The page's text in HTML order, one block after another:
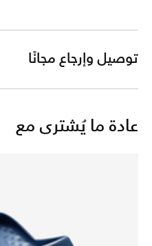
توصيل وإرجاع مجانًا
عادة ما يُشترى مع